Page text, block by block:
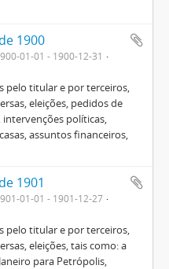
1900
01-01 - 1900-12-31
pelo titular e por terceiros,
eleições, pedidos de
políticas,
assuntos financeiros,
1901
01-01 - 1901-12-27
pelo titular e por terceiros,
eleições, tais como: a
para Petrópolis,